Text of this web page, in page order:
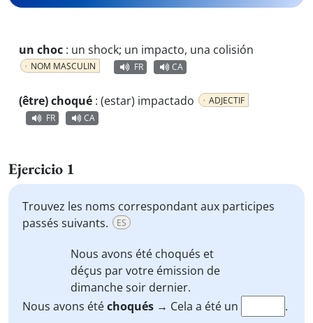
un choc : un shock; un impacto, una colisión
NOM MASCULIN FR CA
(être) choqué : (estar) impactado
ADJECTIF
FR
CA
Ejercicio 1
Trouvez les noms correspondant aux participes
passés suivants.
ES
Nous avons été choqués et
déçus par votre émission de
dimanche soir dernier.
Nous avons étéchoqués → Cela a été un .